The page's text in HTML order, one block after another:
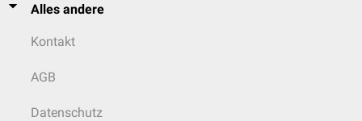
Alles andere
Kontakt
AGB
Datenschutz